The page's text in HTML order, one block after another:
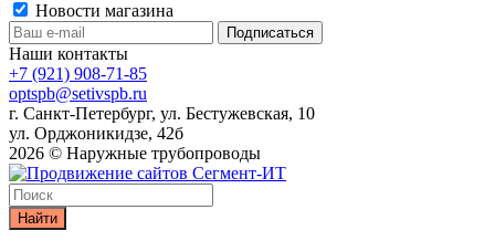
Новости магазина
Наши контакты
+7 (921) 908-71-85
optspb@setivspb.ru
г. Санкт-Петербург, ул. Бестужевская, 10
ул. Орджоникидзе, 42б
2026 © Наружные трубопроводы
Найти